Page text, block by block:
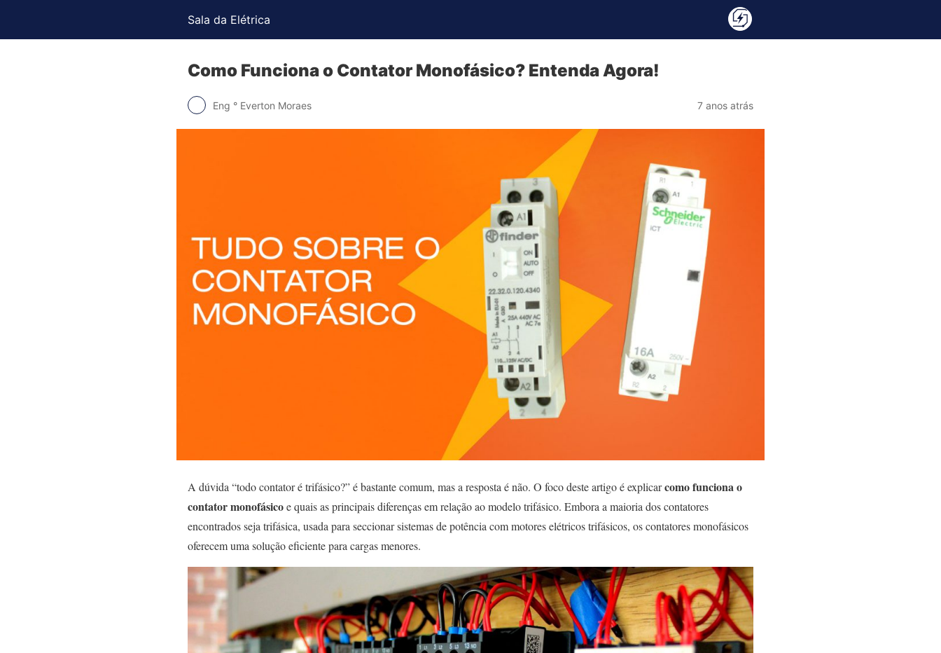
Sala da Elétrica
Como Funciona o Contator Monofásico? Entenda Agora!
Eng ° Everton Moraes 7 anos atrás
A dúvida “todo contator é trifásico?” é bastante comum, mas a resposta é não. O foco deste artigo é explicarcomo funciona o
contator monofásicoe quais as principais diferenças em relação ao modelo trifásico. Embora a maioria dos contatores
encontrados seja trifásica, usada para seccionar sistemas de potência com motores elétricos trifásicos, os contatores monofásicos
oferecem uma solução eficiente para cargas menores.